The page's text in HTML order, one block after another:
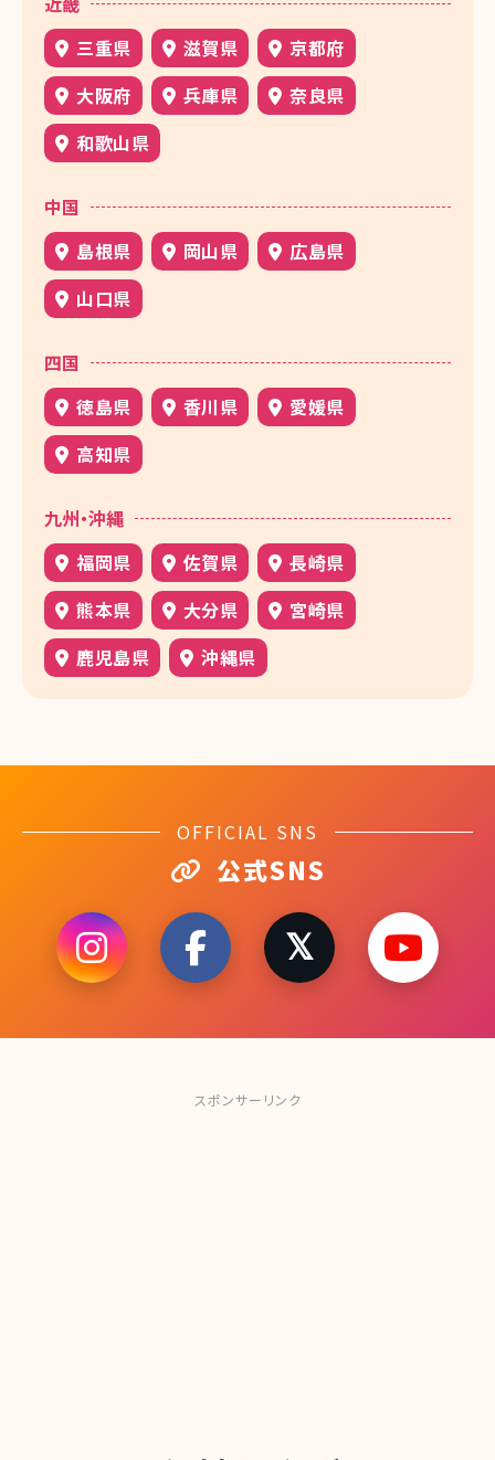
三重県
滋賀県
京都府
大阪府
兵庫県
奈良県
和歌山県
中国
島根県
岡山県
広島県
山口県
四国
徳島県
香川県
愛媛県
高知県
九州・沖縄
福岡県
佐賀県
長崎県
熊本県
大分県
宮崎県
鹿児島県
沖縄県
OFFICIAL SNS
公式SNS
スポンサーリンク